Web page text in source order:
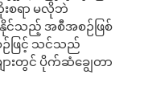
ရာ မလိုဘဲ
င်သည့် အစီအစဉ်ဖြစ်
ဉ်ဖြင့် သင်သည်
ျားတွင် ပိုက်ဆံချွေတာ